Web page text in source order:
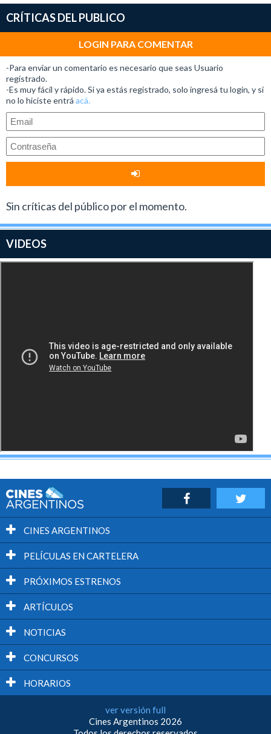
CRÍTICAS DEL PUBLICO
LOGIN PARA COMENTAR
-Para enviar un comentario es necesario que seas Usuario
registrado.
-Es muy fácil y rápido. Si ya estás registrado, solo ingresá tu login, y si
no lo hiciste entrá acá.
Sin críticas del público por el momento.
VIDEOS
CINES ARGENTINOS
PELÍCULAS EN CARTELERA
PRÓXIMOS ESTRENOS
ARTÍCULOS
NOTICIAS
CONCURSOS
HORARIOS
ver versión full
Cines Argentinos 2026